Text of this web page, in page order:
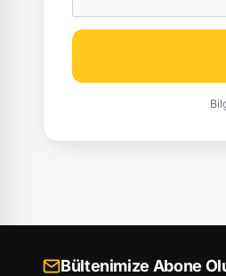
Bültenimize Abone